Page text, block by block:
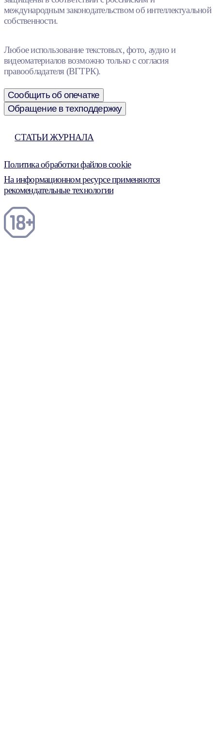
международным законодательством об интеллектуальной
собственности.
Любое использование текстовых, фото, аудио и
видеоматериалов возможно только с согласия
правообладателя (ВГТРК).
Сообщить об опечатке
Обращение в техподдержку
СТАТЬИ ЖУРНАЛА
Политика обработки файлов cookie
На информационном ресурсе применяются
рекомендательные технологии